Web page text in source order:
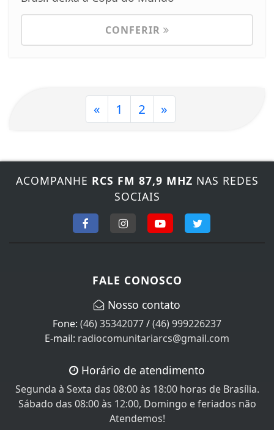
CONFERIR
« 1 2 »
ACOMPANHE RCS FM 87,9 MHZ NAS REDES
SOCIAIS
FALE CONOSCO
Nosso contato
Fone: (46) 35342077/(46) 999226237
E-mail: radiocomunitariarcs@gmail.com
Horário de atendimento
Segunda à Sexta das 08:00 às 18:00 horas de Brasília.
Sábado das 08:00 às 12:00, Domingo e feriados não
Atendemos!